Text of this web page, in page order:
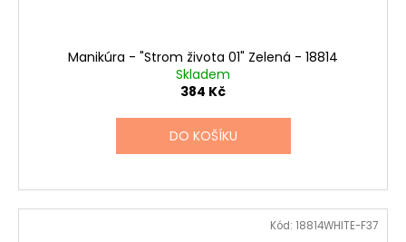
Manikúra - "Strom života 01" Zelená - 18814
Skladem
384 Kč
DO KOŠÍKU
Kód: 18814WHITE-F37